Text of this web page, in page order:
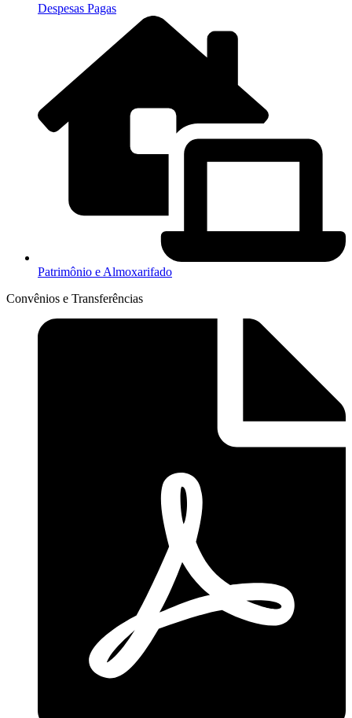
Despesas Pagas
Patrimônio e Almoxarifado
Convênios e Transferências